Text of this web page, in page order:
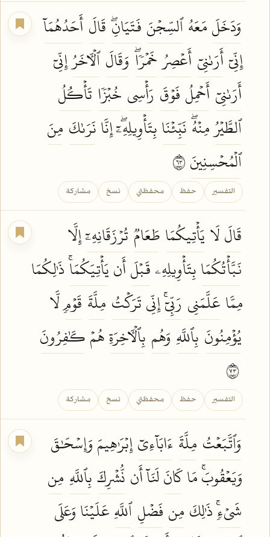
وَدَخَلَمَعَهُٱلسِّجۡنَ فَتَيَانِۖقَالَ أَحَدُهُمَآ
إِنِّيٓأَرَىٰنِيٓ أَعۡصِرُ خَمۡرٗاۖ وَقَالَٱلۡأٓخَرُإِنِّيٓ
أَرَىٰنِيٓ أَحۡمِلُ فَوۡقَ رَأۡسِي خُبۡزٗا تَأۡكُلُ
ٱلطَّيۡرُمِنۡهُۖنَبِّئۡنَابِتَأۡوِيلِهِۦٓۖ إِنَّانَرَىٰكَ مِنَ
ٱلۡمُحۡسِنِينَ
التفسير حفظ محفظتي نسخ مشاركة
قَالَلَا يَأۡتِيكُمَا طَعَامٞ تُرۡزَقَانِهِۦٓإِلَّا
نَبَّأۡتُكُمَابِتَأۡوِيلِهِۦقَبۡلَأَنيَأۡتِيَكُمَاۚذَٰلِكُمَا
مِمَّاعَلَّمَنِي رَبِّيٓۚإِنِّيتَرَكۡتُ مِلَّةَ قَوۡمٖلَّا
يُؤۡمِنُونَ بِٱللَّهِ وَهُم بِٱلۡأٓخِرَةِهُمۡكَٰفِرُونَ
التفسير حفظ محفظتي نسخ مشاركة
وَٱتَّبَعۡتُ مِلَّةَ ءَابَآءِيٓإِبۡرَٰهِيمَ وَإِسۡحَٰقَ
وَيَعۡقُوبَۚ مَاكَانَلَنَآ أَن نُّشۡرِكَبِٱللَّهِ مِن
شَيۡءٖۚذَٰلِكَ مِن فَضۡلِ ٱللَّهِعَلَيۡنَا وَعَلَى